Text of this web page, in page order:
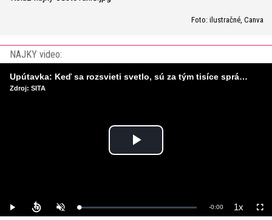
Foto: ilustračné, Canva
NAJKY video:
Play
Play UnmuteLoaded:
0%
Remaining
-0:00 1xPlayback
Rate
Upútavka: Keď sa rozsvieti svetlo, sú za tým tisíce správnych rozhodnutí. Ako vzniká infraštruktúra, ktorú nevnímame?
Zdroj: SITA